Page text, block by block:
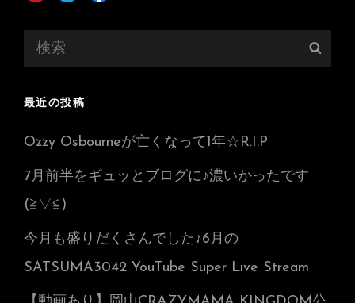
最近の投稿
Ozzy Osbourneが亡くなって1年☆R.I.P
7月前半をギュッとブログに♪濃いかったです
(≧▽≦)
今月も盛りだくさんでした♪6月の
SATSUMA3042 YouTube Super Live Stream